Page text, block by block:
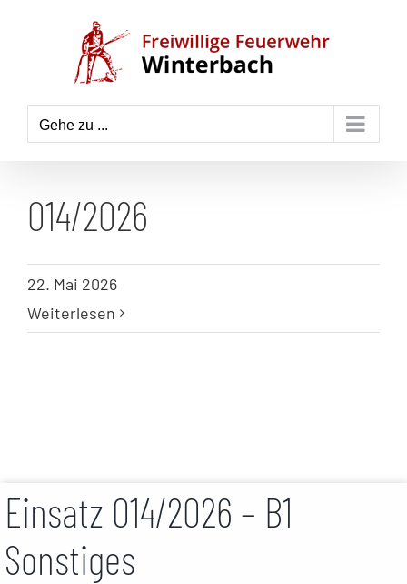
Gehe zu ...
014/2026
22. Mai 2026
Weiterlesen
Einsatz 014/2026 – B1
Sonstiges